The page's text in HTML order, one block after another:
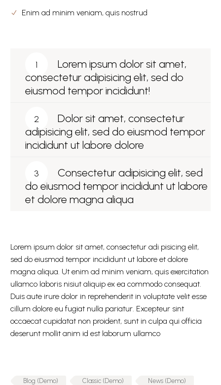
Enim ad minim veniam, quis nostrud
1
Lorem ipsum dolor sit amet,
consectetur adipisicing elit, sed do
eiusmod tempor incididunt!
2
Dolor sit amet, consectetur
adipisicing elit, sed do eiusmod tempor
incididunt ut labore dolore
3
Consectetur adipisicing elit, sed
do eiusmod tempor incididunt ut labore
et dolore magna aliqua
Lorem ipsum dolor sit amet, consectetur adi pisicing elit,
sed do eiusmod tempor incididunt ut labore et dolore
magna aliqua. Ut enim ad minim veniam, quis exercitation
ullamco laboris nisiut aliquip ex ea commodo consequat.
Duis aute irure dolor in reprehenderit in voluptate velit esse
cillum dolore eu fugiat nulla pariatur. Excepteur sint
occaecat cupidatat non proident, sunt in culpa qui officia
deserunt mollit anim id est laborum ullamco
Blog (Demo) Classic (Demo) News (Demo)